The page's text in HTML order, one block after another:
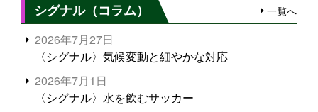
シグナル（コラム） 一覧へ
2026年7月27日
〈シグナル〉気候変動と細やかな対応
2026年7月1日
〈シグナル〉水を飲むサッカー